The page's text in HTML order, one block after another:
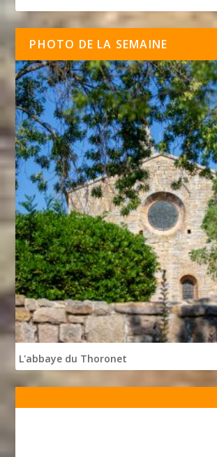
PHOTO DE LA SEMAINE
L'abbaye du Thoronet